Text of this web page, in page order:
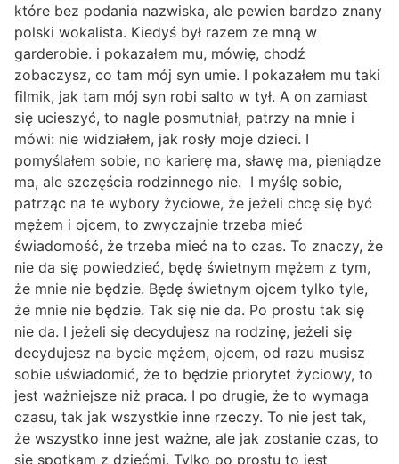
które bez podania nazwiska, ale pewien bardzo znany
polski wokalista. Kiedyś był razem ze mną w
garderobie. i pokazałem mu, mówię, chodź
zobaczysz, co tam mój syn umie. I pokazałem mu taki
filmik, jak tam mój syn robi salto w tył. A on zamiast
się ucieszyć, to nagle posmutniał, patrzy na mnie i
mówi: nie widziałem, jak rosły moje dzieci. I
pomyślałem sobie, no karierę ma, sławę ma, pieniądze
ma, ale szczęścia rodzinnego nie. I myślę sobie,
patrząc na te wybory życiowe, że jeżeli chcę się być
mężem i ojcem, to zwyczajnie trzeba mieć
świadomość, że trzeba mieć na to czas. To znaczy, że
nie da się powiedzieć, będę świetnym mężem z tym,
że mnie nie będzie. Będę świetnym ojcem tylko tyle,
że mnie nie będzie. Tak się nie da. Po prostu tak się
nie da. I jeżeli się decydujesz na rodzinę, jeżeli się
decydujesz na bycie mężem, ojcem, od razu musisz
sobie uświadomić, że to będzie priorytet życiowy, to
jest ważniejsze niż praca. I po drugie, że to wymaga
czasu, tak jak wszystkie inne rzeczy. To nie jest tak,
że wszystko inne jest ważne, ale jak zostanie czas, to
się spotkam z dziećmi. Tylko po prostu to jest